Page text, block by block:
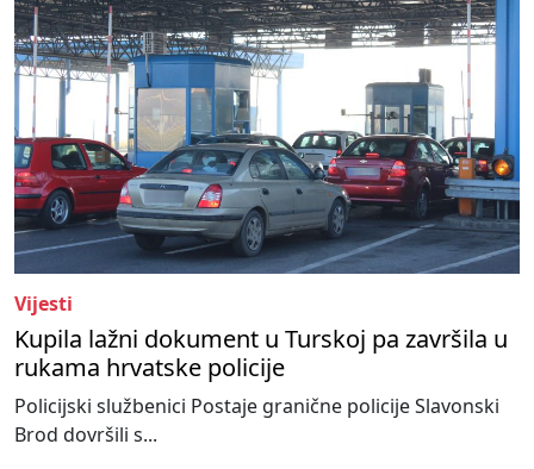
Vijesti
Kupila lažni dokument u Turskoj pa završila u
rukama hrvatske policije
Policijski službenici Postaje granične policije Slavonski
Brod dovršili s...